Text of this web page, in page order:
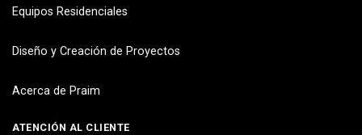
Equipos Residenciales
Diseño y Creación de Proyectos
Acerca de Praim
ATENCIÓN AL CLIENTE